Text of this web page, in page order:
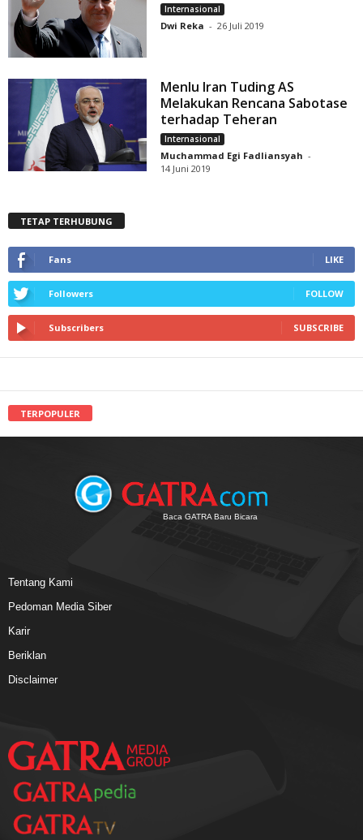
Internasional
Dwi Reka - 26 Juli 2019
Menlu Iran Tuding AS
Melakukan Rencana Sabotase
terhadap Teheran
Internasional
Muchammad Egi Fadliansyah -
14 Juni 2019
TETAP TERHUBUNG
Fans LIKE
Followers FOLLOW
Subscribers SUBSCRIBE
TERPOPULER
Baca GATRA Baru Bicara
Tentang Kami
Pedoman Media Siber
Karir
Beriklan
Disclaimer